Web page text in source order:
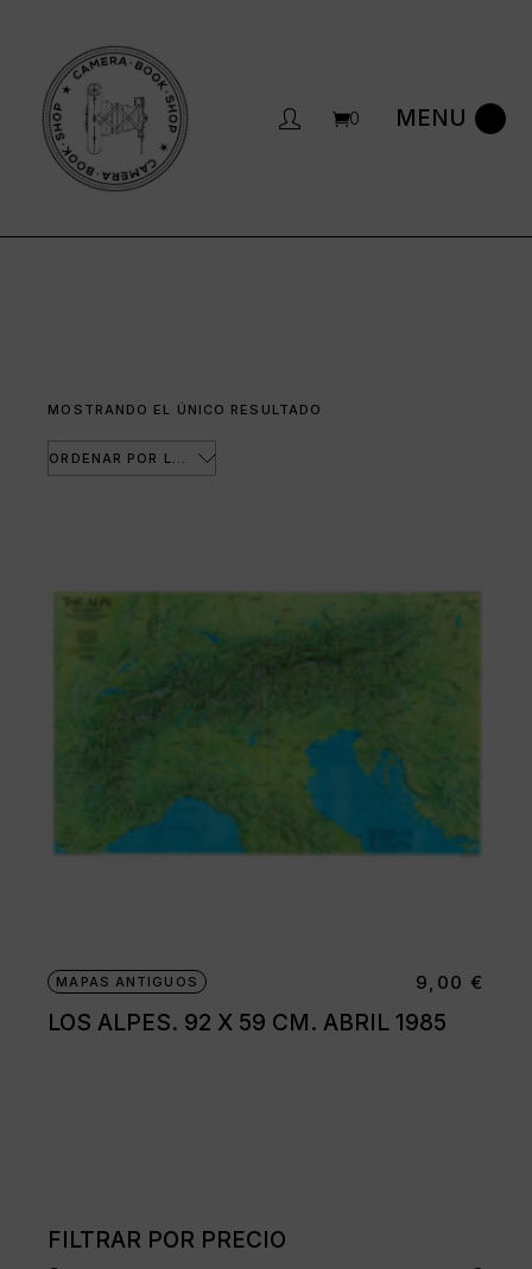
0
MOSTRANDO EL ÚNICO RESULTADO
MAPAS ANTIGUOS
LOS ALPES. 92 X 59 CM. ABRIL 1985
9,00 €
FILTRAR POR PRECIO